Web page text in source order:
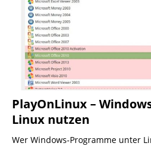
PlayOnLinux –
Linux nutzen
Wer Windows-Programme unter